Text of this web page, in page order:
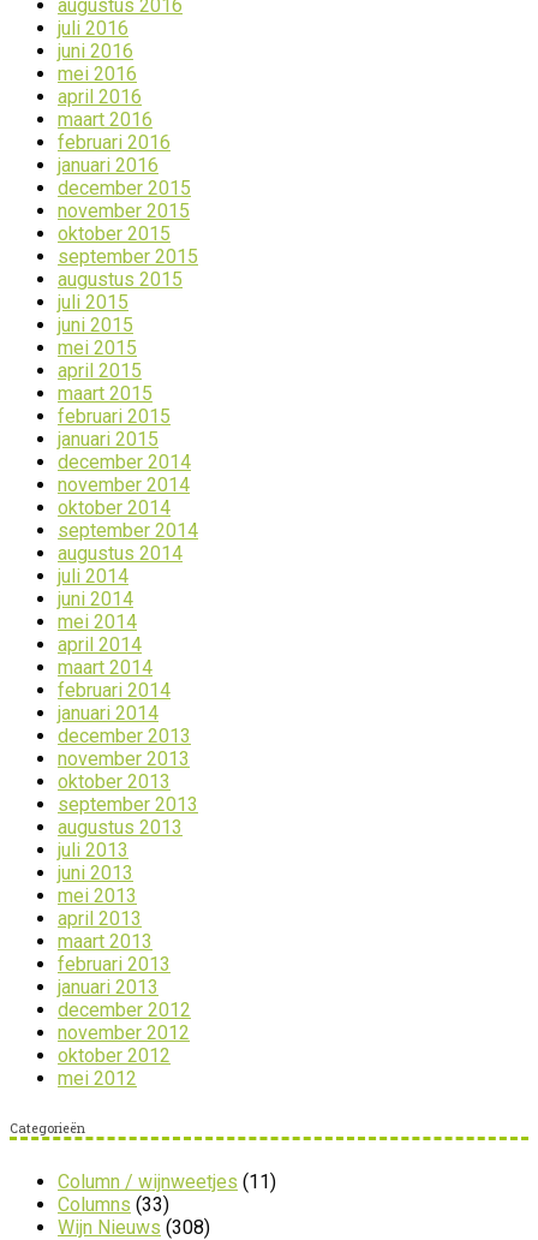
augustus 2016
juli 2016
juni 2016
mei 2016
april 2016
maart 2016
februari 2016
januari 2016
december 2015
november 2015
oktober 2015
september 2015
augustus 2015
juli 2015
juni 2015
mei 2015
april 2015
maart 2015
februari 2015
januari 2015
december 2014
november 2014
oktober 2014
september 2014
augustus 2014
juli 2014
juni 2014
mei 2014
april 2014
maart 2014
februari 2014
januari 2014
december 2013
november 2013
oktober 2013
september 2013
augustus 2013
juli 2013
juni 2013
mei 2013
april 2013
maart 2013
februari 2013
januari 2013
december 2012
november 2012
oktober 2012
mei 2012
Categorieën
Column / wijnweetjes (11)
Columns (33)
Wijn Nieuws (308)